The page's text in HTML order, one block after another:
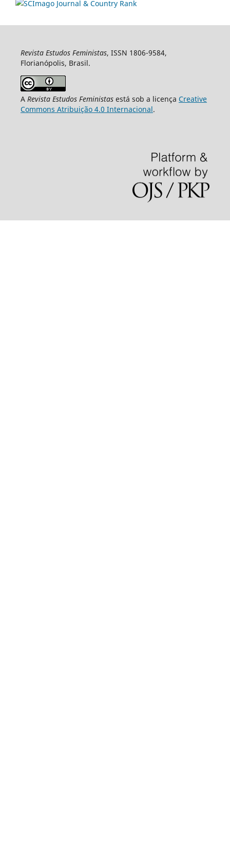
Revista Estudos Feministas, ISSN 1806-9584,
Florianópolis, Brasil.
A Revista Estudos Feministasestá sob a licença Creative
Commons Atribuição 4.0 Internacional.